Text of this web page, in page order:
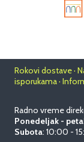
Rokovi dostave ·
isporukama ·
Radno vreme
Ponedeljak -
Subota: 10:00 -